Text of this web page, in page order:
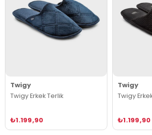
Twigy
Twigy Erkek Terlik
₺1.199,90
Twigy
Twigy
₺1.199,90